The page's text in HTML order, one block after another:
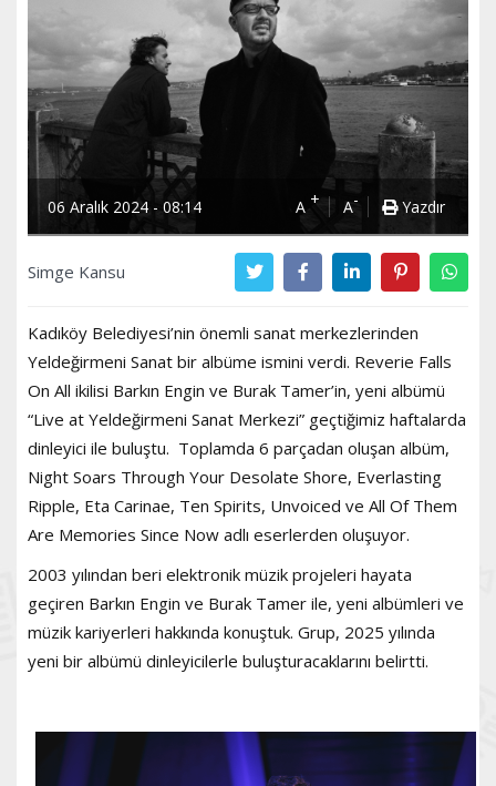
06 Aralık 2024 - 08:14 A + A- Yazdır
Simge Kansu
Kadıköy Belediyesi’nin önemli sanat merkezlerinden
Yeldeğirmeni Sanat bir albüme ismini verdi. Reverie Falls
On All ikilisi Barkın Engin ve Burak Tamer’in, yeni albümü
“Live at Yeldeğirmeni Sanat Merkezi” geçtiğimiz haftalarda
dinleyici ile buluştu. Toplamda 6 parçadan oluşan albüm,
Night Soars Through Your Desolate Shore, Everlasting
Ripple, Eta Carinae, Ten Spirits, Unvoiced ve All Of Them
Are Memories Since Now adlı eserlerden oluşuyor.
2003 yılından beri elektronik müzik projeleri hayata
geçiren Barkın Engin ve Burak Tamer ile, yeni albümleri ve
müzik kariyerleri hakkında konuştuk. Grup, 2025 yılında
yeni bir albümü dinleyicilerle buluşturacaklarını belirtti.